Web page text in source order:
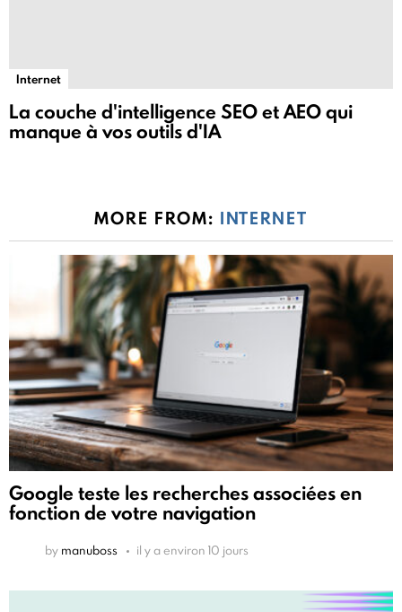
Internet
La couche d'intelligence SEO et AEO qui
manque à vos outils d'IA
MORE FROM: INTERNET
Google teste les recherches associées en
fonction de votre navigation
by manuboss il y a environ 10 jours